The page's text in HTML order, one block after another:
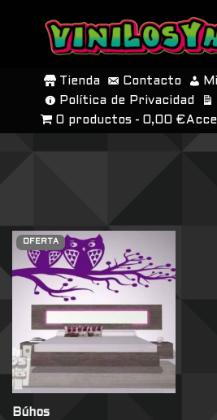
SALTAR
CONTENIDO
Tienda Contacto
Política de Privacidad
0 productos
0,00 €
OFERTA
Búhos